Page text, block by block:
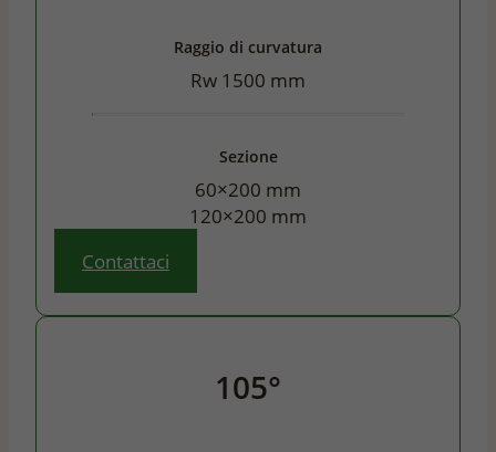
Raggio di curvatura
Rw 1500 mm
Sezione
60×200 mm
120×200 mm
Contattaci
105°